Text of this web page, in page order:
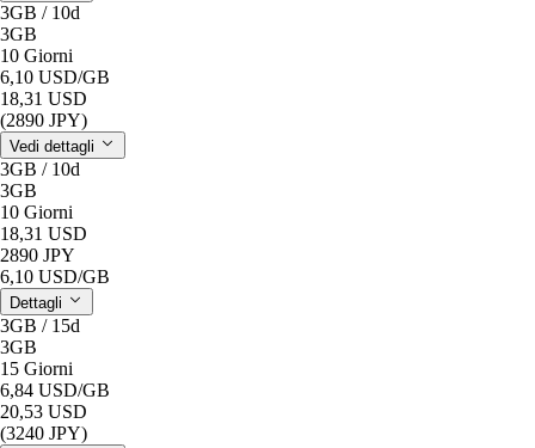
3GB / 10d
3GB
10 Giorni
6,10 USD/GB
18,31 USD
(2890 JPY)
Vedi dettagli
3GB / 10d
3GB
10 Giorni
18,31 USD
2890 JPY
6,10 USD/GB
Dettagli
3GB / 15d
3GB
15 Giorni
6,84 USD/GB
20,53 USD
(3240 JPY)